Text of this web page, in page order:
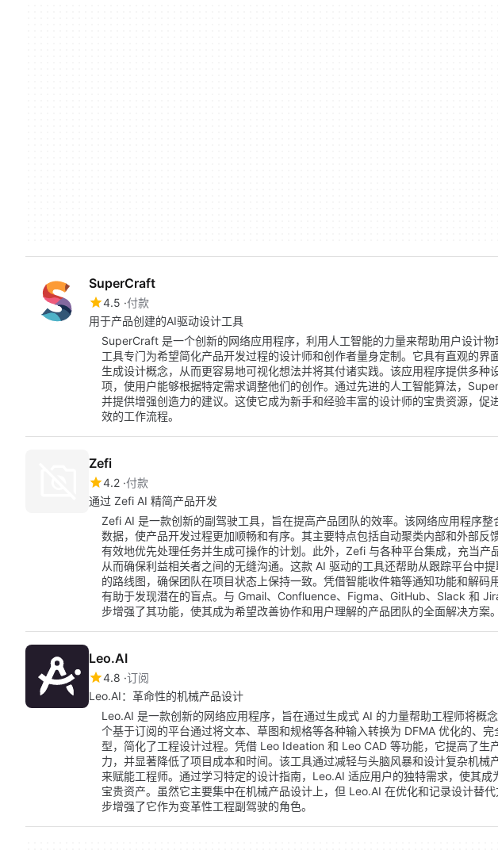
SuperCraft
4.5 付款
用于产品创建的AI驱动设计工具
SuperCraft 是一个创新的网络应用程序，利用人工智能的力量来帮助用户设计
工具专门为希望简化产品开发过程的设计师和创作者量身定制。它具有直观的界
生成设计概念，从而更容易地可视化想法并将其付诸实践。该应用程序提供多种
项，使用户能够根据特定需求调整他们的创作。通过先进的人工智能算法，
并提供增强创造力的建议。这使它成为新手和经验丰富的设计师的宝贵资源，促
效的工作流程。
Zefi
4.2 付款
通过 Zefi AI 精简产品开发
Zefi AI 是一款创新的副驾驶工具，旨在提高产品团队的效率。该网络应用程序整
数据，使产品开发过程更加顺畅和有序。其主要特点包括自动聚类内部和外部反
有效地优先处理任务并生成可操作的计划。此外，Zefi 与各种平台集成，充当产
从而确保利益相关者之间的无缝沟通。这款 AI 驱动的工具还帮助从跟踪平台中
的路线图，确保团队在项目状态上保持一致。凭借智能收件箱等通知功能和解码
有助于发现潜在的盲点。与 Gmail、Confluence、Figma、GitHub、Slack 和
步增强了其功能，使其成为希望改善协作和用户理解的产品团队的全面解决方案。
Leo.AI
4.8 订阅
Leo.AI：革命性的机械产品设计
Leo.AI 是一款创新的网络应用程序，旨在通过生成式 AI 的力量帮助工程师将概
个基于订阅的平台通过将文本、草图和规格等各种输入转换为 DFMA 优化的、
型，简化了工程设计过程。凭借 Leo Ideation 和 Leo CAD 等功能，它提高了生
力，并显著降低了项目成本和时间。该工具通过减轻与头脑风暴和设计复杂机械
来赋能工程师。通过学习特定的设计指南，Leo.AI 适应用户的独特需求，使其成
宝贵资产。虽然它主要集中在机械产品设计上，但 Leo.AI 在优化和记录设计替
步增强了它作为变革性工程副驾驶的角色。